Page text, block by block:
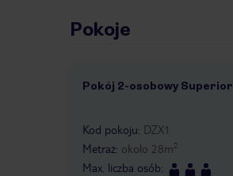
Pokoje
Pokój 2-osobowy Superior
1 / 1
Kod pokoju: DZX1
Metraż: około 28m2
Max. liczba osób: